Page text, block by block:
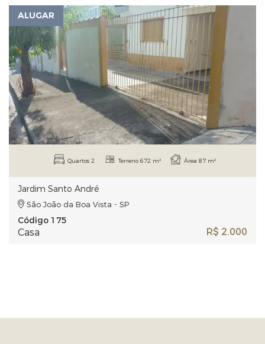
ALUGAR
Quartos 2 Terreno 672 m² Área 87 m²
Jardim Santo André
São João da Boa Vista - SP
Código 175
Casa R$ 2.000